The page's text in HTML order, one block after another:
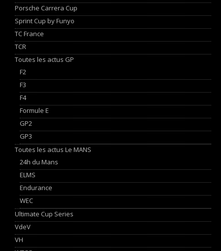
Porsche Carrera Cup
Sprint Cup by Funyo
TC France
TCR
Toutes les actus GP
F2
F3
F4
Formule E
GP2
GP3
Toutes les actus Le MANS
24h du Mans
ELMS
Endurance
WEC
Ultimate Cup Series
VdeV
VH